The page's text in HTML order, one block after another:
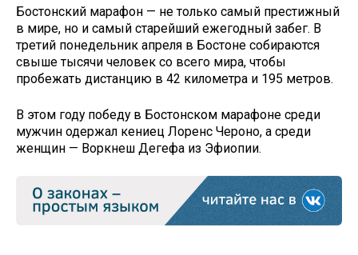
Бостонский марафон — не только самый престижный
в мире, но и самый старейший ежегодный забег. В
третий понедельник апреля в Бостоне собираются
свыше тысячи человек со всего мира, чтобы
пробежать дистанцию в 42 километра и 195 метров.
В этом году победу в Бостонском марафоне среди
мужчин одержал кениец Лоренс Чероно, а среди
женщин — Воркнеш Дегефа из Эфиопии.